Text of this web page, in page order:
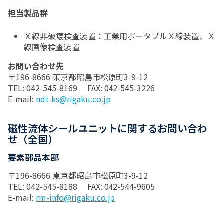
担当製品群
Ｘ線非破壊検査装置：工業用ポータブルＸ線装置、Ｘ
線画像検査装置
お問い合わせ先
〒196-8666 東京都昭島市松原町3-9-12
TEL: 042-545-8169 FAX: 042-545-3226
E-mail: ndt-ks@rigaku.co.jp
磁性流体シールユニットに関するお問い合わ
せ（全国）
要素部品本部
〒196-8666 東京都昭島市松原町3-9-12
TEL: 042-545-8188 FAX: 042-544-9605
E-mail: rm-info@rigaku.co.jp